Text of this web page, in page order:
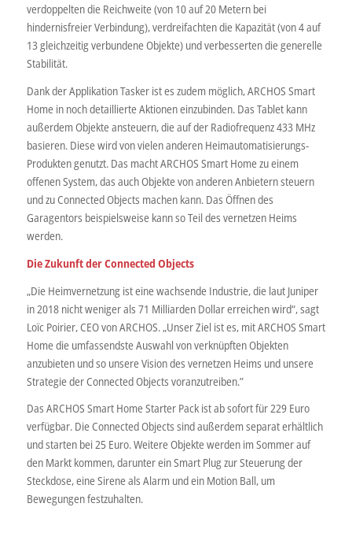
verdoppelten die Reichweite (von 10 auf 20 Metern bei
hindernisfreier Verbindung), verdreifachten die Kapazität (von 4 auf
13 gleichzeitig verbundene Objekte) und verbesserten die generelle
Stabilität.
Dank der Applikation Tasker ist es zudem möglich, ARCHOS Smart
Home in noch detaillierte Aktionen einzubinden. Das Tablet kann
außerdem Objekte ansteuern, die auf der Radiofrequenz 433 MHz
basieren. Diese wird von vielen anderen Heimautomatisierungs-
Produkten genutzt. Das macht ARCHOS Smart Home zu einem
offenen System, das auch Objekte von anderen Anbietern steuern
und zu Connected Objects machen kann. Das Öffnen des
Garagentors beispielsweise kann so Teil des vernetzen Heims
werden.
Die Zukunft der Connected Objects
„Die Heimvernetzung ist eine wachsende Industrie, die laut Juniper
in 2018 nicht weniger als 71 Milliarden Dollar erreichen wird“, sagt
Loïc Poirier, CEO von ARCHOS. „Unser Ziel ist es, mit ARCHOS Smart
Home die umfassendste Auswahl von verknüpften Objekten
anzubieten und so unsere Vision des vernetzen Heims und unsere
Strategie der Connected Objects voranzutreiben.”
Das ARCHOS Smart Home Starter Pack ist ab sofort für 229 Euro
verfügbar. Die Connected Objects sind außerdem separat erhältlich
und starten bei 25 Euro. Weitere Objekte werden im Sommer auf
den Markt kommen, darunter ein Smart Plug zur Steuerung der
Steckdose, eine Sirene als Alarm und ein Motion Ball, um
Bewegungen festzuhalten.